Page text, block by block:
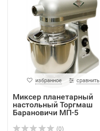
избранное сравнить
Миксер планетарный
настольный Торгмаш
Барановичи МП-5
(0)